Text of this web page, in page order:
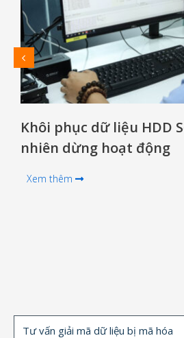
Khôi phục dữ liệu HDD
nhiên dừng hoạt động
Xem thêm
Tư vấn giải mã dữ liệu bị mã hóa